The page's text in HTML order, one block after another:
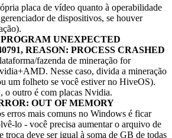
placa de vídeo quanto à operabilidade
de dispositivos, se houver
UNEXPECTED
REASON: PROCESS CRASHED
fazenda de mineração for
Nesse caso, divida a mineração
um folheto se você estiver no HiveOS).
o outro é com placas Nvidia.
OUT OF MEMORY
erros mais comuns no Windows é ficar
lo - você precisa aumentar o arquivo de
troca deve ser igual à soma de GB de todas